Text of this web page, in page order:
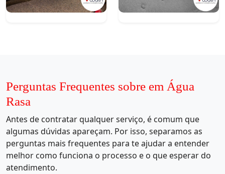
Perguntas Frequentes sobre em Água
Rasa
Antes de contratar qualquer serviço, é comum que
algumas dúvidas apareçam. Por isso, separamos as
perguntas mais frequentes para te ajudar a entender
melhor como funciona o processo e o que esperar do
atendimento.